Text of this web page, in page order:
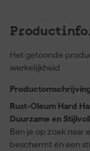
Het getoonde
werkelijkheid
Rust-Oleum Hard
Duurzame en
Ben je op zoek naar
beschermt én een